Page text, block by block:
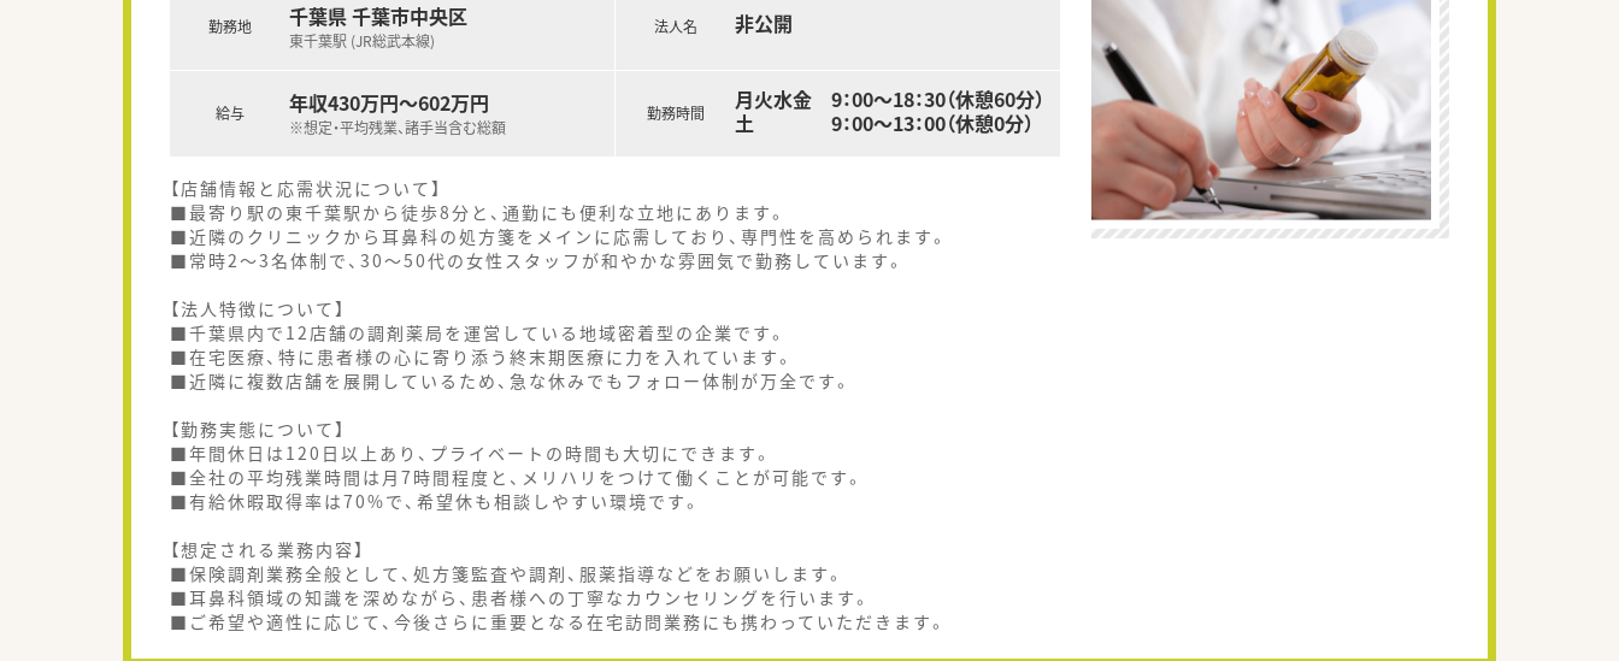
勤務地 千葉県 千葉市中央区
東千葉駅 (JR総武本線)
給与 年収430万円～602万円
※想定・平均残業、諸手当含む総額
法人名 非公開
勤務時間
月火水金 9：00～18：30（休憩60分）
土 9：00～13：00（休憩0分）
【店舗情報と応需状況について】
■最寄り駅の東千葉駅から徒歩8分と、通勤にも便利な立地にあります。
■近隣のクリニックから耳鼻科の処方箋をメインに応需しており、専門性を高められます。
■常時2～3名体制で、30～50代の女性スタッフが和やかな雰囲気で勤務しています。
【法人特徴について】
■千葉県内で12店舗の調剤薬局を運営している地域密着型の企業です。
■在宅医療、特に患者様の心に寄り添う終末期医療に力を入れています。
■近隣に複数店舗を展開しているため、急な休みでもフォロー体制が万全です。
【勤務実態について】
■年間休日は120日以上あり、プライベートの時間も大切にできます。
■全社の平均残業時間は月7時間程度と、メリハリをつけて働くことが可能です。
■有給休暇取得率は70%で、希望休も相談しやすい環境です。
【想定される業務内容】
■保険調剤業務全般として、処方箋監査や調剤、服薬指導などをお願いします。
■耳鼻科領域の知識を深めながら、患者様への丁寧なカウンセリングを行います。
■ご希望や適性に応じて、今後さらに重要となる在宅訪問業務にも携わっていただきます。